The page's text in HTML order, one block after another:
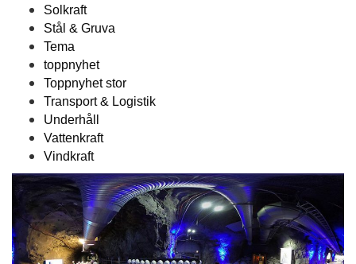
Solkraft
Stål & Gruva
Tema
toppnyhet
Toppnyhet stor
Transport & Logistik
Underhåll
Vattenkraft
Vindkraft